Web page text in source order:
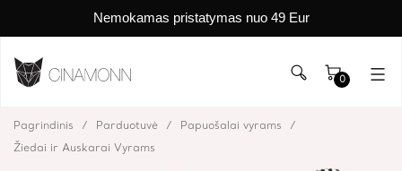
Nemokamas pristatymas nuo 49 Eur
0
Pagrindinis Parduotuvė Papuošalai vyrams
Žiedai ir Auskarai Vyrams